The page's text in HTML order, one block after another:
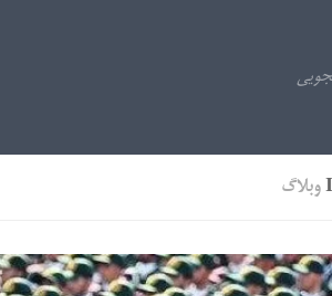
وبلاگ